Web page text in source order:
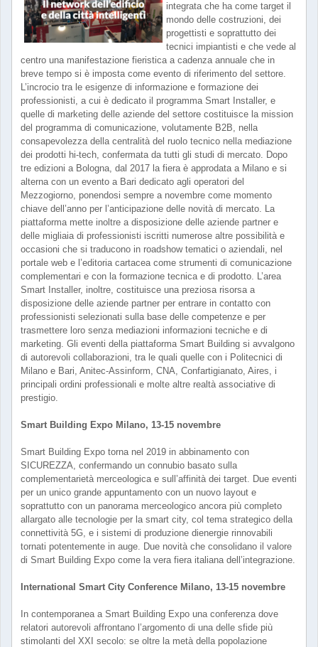
integrata che ha come target il
mondo delle costruzioni, dei
progettisti e soprattutto dei
tecnici impiantisti e che vede al
centro una manifestazione fieristica a cadenza annuale che in
breve tempo si è imposta come evento di riferimento del settore.
L’incrocio tra le esigenze di informazione e formazione dei
professionisti, a cui è dedicato il programma Smart Installer, e
quelle di marketing delle aziende del settore costituisce la mission
del programma di comunicazione, volutamente B2B, nella
consapevolezza della centralità del ruolo tecnico nella mediazione
dei prodotti hi-tech, confermata da tutti gli studi di mercato. Dopo
tre edizioni a Bologna, dal 2017 la fiera è approdata a Milano e si
alterna con un evento a Bari dedicato agli operatori del
Mezzogiorno, ponendosi sempre a novembre come momento
chiave dell’anno per l’anticipazione delle novità di mercato. La
piattaforma mette inoltre a disposizione delle aziende partner e
delle migliaia di professionisti iscritti numerose altre possibilità e
occasioni che si traducono in roadshow tematici o aziendali, nel
portale web e l’editoria cartacea come strumenti di comunicazione
complementari e con la formazione tecnica e di prodotto. L’area
Smart Installer, inoltre, costituisce una preziosa risorsa a
disposizione delle aziende partner per entrare in contatto con
professionisti selezionati sulla base delle competenze e per
trasmettere loro senza mediazioni informazioni tecniche e di
marketing. Gli eventi della piattaforma Smart Building si avvalgono
di autorevoli collaborazioni, tra le quali quelle con i Politecnici di
Milano e Bari, Anitec-Assinform, CNA, Confartigianato, Aires, i
principali ordini professionali e molte altre realtà associative di
prestigio.
Smart Building Expo Milano, 13-15 novembre
Smart Building Expo torna nel 2019 in abbinamento con
SICUREZZA, confermando un connubio basato sulla
complementarietà merceologica e sull’affinità dei target. Due eventi
per un unico grande appuntamento con un nuovo layout e
soprattutto con un panorama merceologico ancora più completo
allargato alle tecnologie per la smart city, col tema strategico della
connettività 5G, e i sistemi di produzione dienergie rinnovabili
tornati potentemente in auge. Due novità che consolidano il valore
di Smart Building Expo come la vera fiera italiana dell’integrazione.
International Smart City Conference Milano, 13-15 novembre
In contemporanea a Smart Building Expo una conferenza dove
relatori autorevoli affrontano l’argomento di una delle sfide più
stimolanti del XXI secolo: se oltre la metà della popolazione